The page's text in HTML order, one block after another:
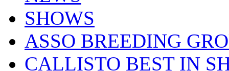
SHOWS
ASSO BREEDING
CALLISTO BEST IN